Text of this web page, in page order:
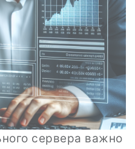
сервера важно